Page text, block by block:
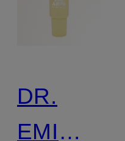
DR.
EMI